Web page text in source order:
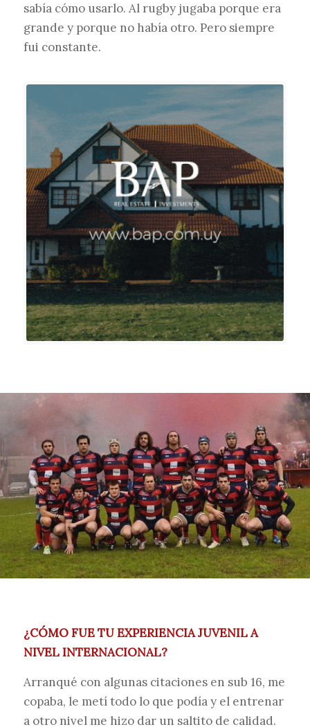
sabía cómo usarlo. Al rugby jugaba porque era
grande y porque no había otro. Pero siempre
fui constante.
¿CÓMO FUE TU EXPERIENCIA JUVENIL A
NIVEL INTERNACIONAL?
Arranqué con algunas citaciones en sub 16, me
copaba, le metí todo lo que podía y el entrenar
a otro nivel me hizo dar un saltito de calidad.